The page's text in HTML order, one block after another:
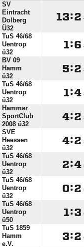
SV
Eintracht
Dolberg
Ü32
:
TuS 46/​68
Uentrop
ü32
:
BV 09
Hamm
ü32
:
TuS 46/​68
Uentrop
ü32
:
Hammer
SportClub
2008 ü32
:
SVE
Heessen
ü32
:
TuS 46/​68
Uentrop
ü32
:
TuS 46/​68
Uentrop
ü32
:
TuS 46/​68
Uentrop
ü50
:
TuS 1859
Hamm
e.V.
: